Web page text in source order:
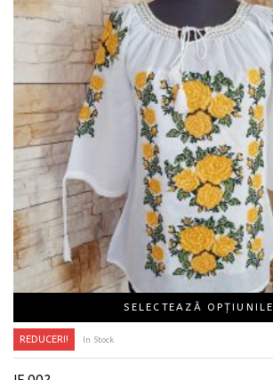
SELECTEAZĂ OPȚIUNILE
REDUCERI! In Stock